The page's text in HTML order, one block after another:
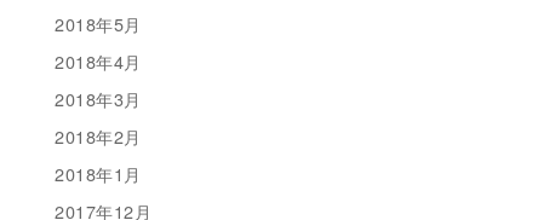
2018年5月
2018年4月
2018年3月
2018年2月
2018年1月
2017年12月